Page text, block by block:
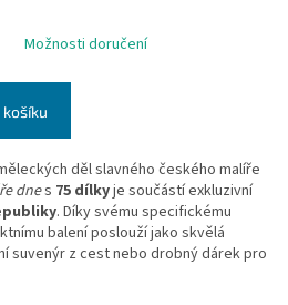
Možnosti doručení
děl slavného českého malíře
dnes 75 dílkyje součástí exkluzivní
. Díky svému specifickému
balení poslouží jako skvělá
suvenýr z cest nebo drobný dárek pro